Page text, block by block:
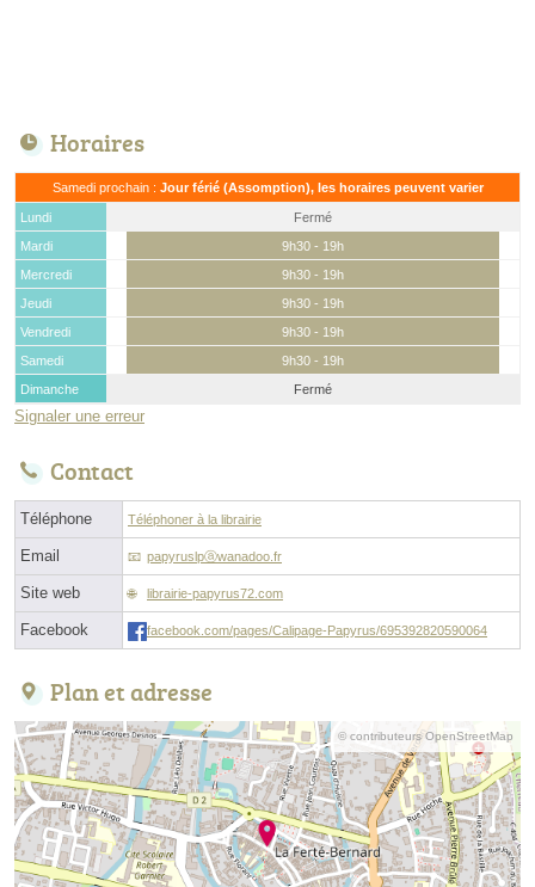
Horaires
Samedi prochain : Jour férié (Assomption), les horaires peuvent varier
Lundi
Fermé
Mardi
9h30 - 19h
Mercredi
9h30 - 19h
Jeudi
9h30 - 19h
Vendredi
9h30 - 19h
Samedi
9h30 - 19h
Dimanche
Fermé
Signaler une erreur
Contact
Téléphone Téléphoner à la librairie
Email papyruslpⓐwanadoo.fr
Site web librairie-papyrus72.com
Facebook facebook.com/pages/Calipage-Papyrus/695392820590064
Plan et adresse
© contributeurs OpenStreetMap